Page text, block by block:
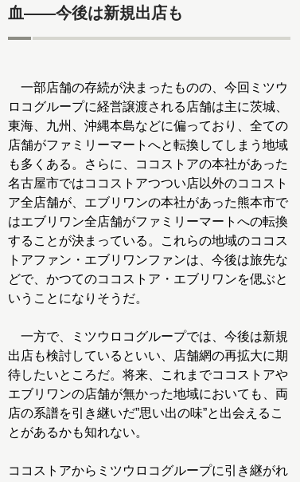
血――今後は新規出店も
一部店舗の存続が決まったものの、今回ミツウ
ロコグループに経営譲渡される店舗は主に茨城、
東海、九州、沖縄本島などに偏っており、全ての
店舗がファミリーマートへと転換してしまう地域
も多くある。さらに、ココストアの本社があった
名古屋市ではココストアつつい店以外のココスト
ア全店舗が、エブリワンの本社があった熊本市で
はエブリワン全店舗がファミリーマートへの転換
することが決まっている。これらの地域のココス
トアファン・エブリワンファンは、今後は旅先な
どで、かつてのココストア・エブリワンを偲ぶと
いうことになりそうだ。
一方で、ミツウロコグループでは、今後は新規
出店も検討しているといい、店舗網の再拡大に期
待したいところだ。将来、これまでココストアや
エブリワンの店舗が無かった地域においても、両
店の系譜を引き継いだ”思い出の味”と出会えるこ
とがあるかも知れない。
ココストアからミツウロコグループに引き継がれ